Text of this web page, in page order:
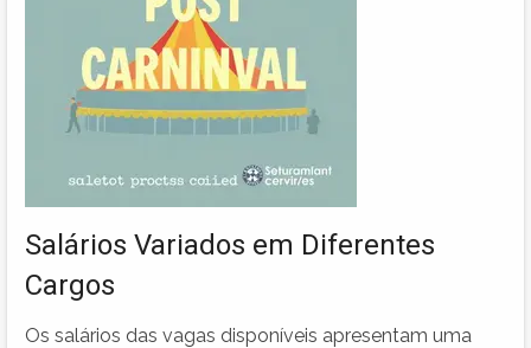
Salários Variados em Diferentes
Cargos
Os salários das vagas disponíveis apresentam uma